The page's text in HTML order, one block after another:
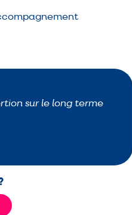
sur le long terme